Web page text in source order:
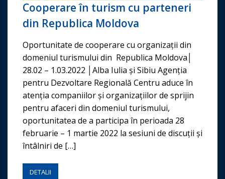
Cooperare în turism cu parteneri
din Republica Moldova
Oportunitate de cooperare cu organizații din
domeniul turismului din Republica Moldova│
28.02 – 1.03.2022 │Alba Iulia și Sibiu Agenția
pentru Dezvoltare Regională Centru aduce în
atenția companiilor și organizațiilor de sprijin
pentru afaceri din domeniul turismului,
oportunitatea de a participa în perioada 28
februarie – 1 martie 2022 la sesiuni de discuții și
întâlniri de […]
DETALII